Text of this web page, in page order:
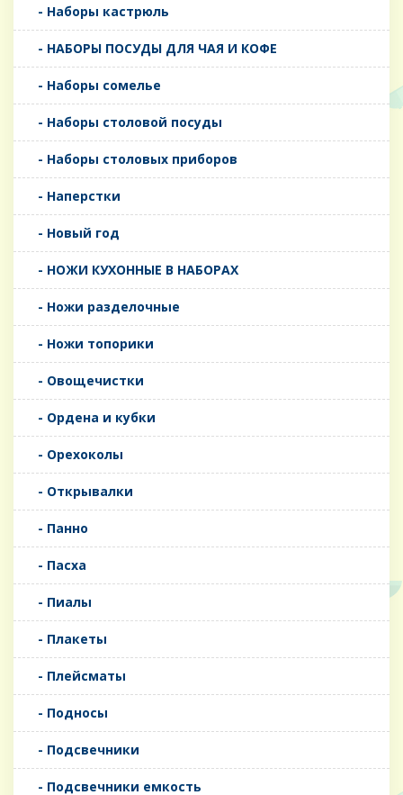
- Наборы кастрюль
- НАБОРЫ ПОСУДЫ ДЛЯ ЧАЯ И КОФЕ
- Наборы сомелье
- Наборы столовой посуды
- Наборы столовых приборов
- Наперстки
- Новый год
- НОЖИ КУХОННЫЕ В НАБОРАХ
- Ножи разделочные
- Ножи топорики
- Овощечистки
- Ордена и кубки
- Орехоколы
- Открывалки
- Панно
- Пасха
- Пиалы
- Плакеты
- Плейсматы
- Подносы
- Подсвечники
- Подсвечники емкость